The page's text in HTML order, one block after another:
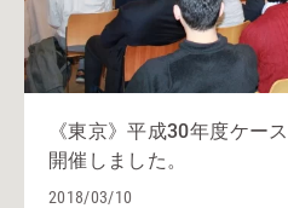
《東京》平成30年度ケー
開催しました。
2018/03/10